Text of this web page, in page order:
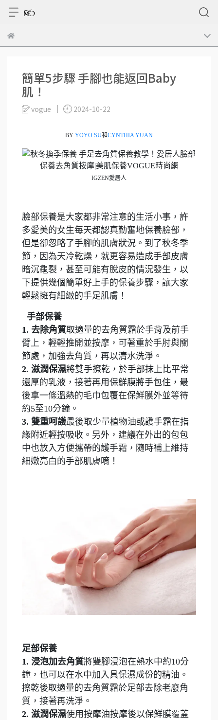
簡單5步驟 手腳也能返回Baby
肌！
vogue 2024-10-22
BY YOYO SU和CYNTHIA YUAN
IGZEN愛居人
臉部保養是大家都非常注意的生活小事，許
多愛美的女生每天都認真勤奮地保養臉部，
但是卻忽略了手腳的肌膚狀況。到了秋冬季
節，因為天冷乾燥，就更容易造成手部皮膚
暗沉龜裂，甚至可能有脫皮的情況發生，以
下提供幾個簡單好上手的保養步驟，讓大家
輕鬆擁有細緻的手足肌膚！
手部保養
1. 去除角質取適量的去角質霜於手背及前手
臂上，輕輕推開並按摩，可著重於手肘與關
節處，加強去角質，再以清水洗淨。
2. 滋潤保濕將雙手擦乾，於手部抹上比平常
還厚的乳液，接著再用保鮮膜將手包住，最
後拿一條溫熱的毛巾包覆在保鮮膜外並等待
約5至10分鐘。
3. 雙重呵護最後取少量植物油或護手霜在指
緣附近輕按吸收。另外，建議在外出的包包
中也放入方便攜帶的護手霜，隨時補上維持
細嫩亮白的手部肌膚唷！
足部保養
1. 浸泡加去角質將雙腳浸泡在熱水中約10分
鐘，也可以在水中加入具保濕成份的精油。
擦乾後取適量的去角質霜於足部去除老廢角
質，接著再洗淨。
2. 滋潤保濕使用按摩油按摩後以保鮮膜覆蓋